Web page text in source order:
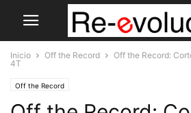
Inicio Off the Record
Off the Record:
4T
Off the Record